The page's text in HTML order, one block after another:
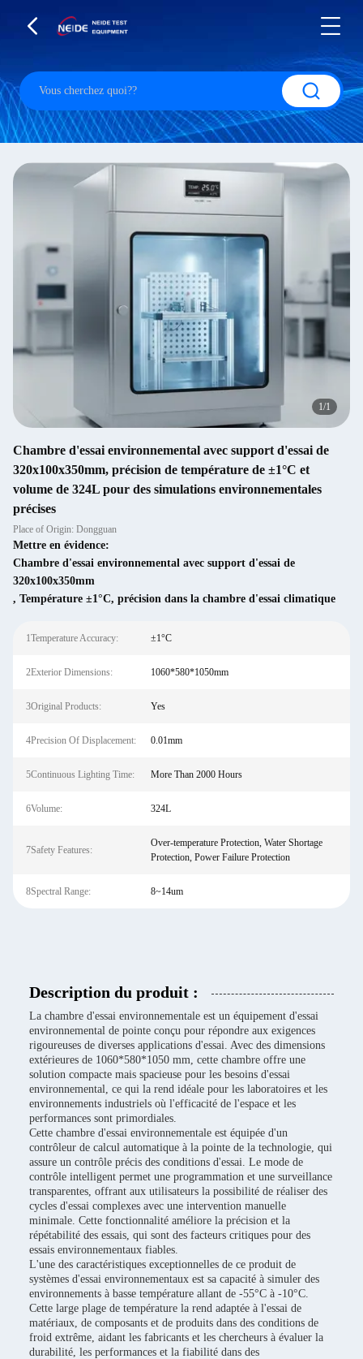
1/1
Chambre d'essai environnemental avec support d'essai de
320x100x350mm, précision de température de ±1°C et
volume de 324L pour des simulations environnementales
précises
Place of Origin: Dongguan
Mettre en évidence:
Chambre d'essai environnemental avec support d'essai de
320x100x350mm
, Température ±1°C, précision dans la chambre d'essai climatique
1Temperature Accuracy: ±1°C
2Exterior Dimensions: 1060*580*1050mm
3Original Products: Yes
4Precision Of Displacement: 0.01mm
5Continuous Lighting Time: More Than 2000 Hours
6Volume: 324L
7Safety Features:
Over-temperature Protection, Water Shortage
Protection, Power Failure Protection
8Spectral Range: 8~14um
Description du produit :
La chambre d'essai environnementale est un équipement d'essai
environnemental de pointe conçu pour répondre aux exigences
rigoureuses de diverses applications d'essai. Avec des dimensions
extérieures de 1060*580*1050 mm, cette chambre offre une
solution compacte mais spacieuse pour les besoins d'essai
environnemental, ce qui la rend idéale pour les laboratoires et les
environnements industriels où l'efficacité de l'espace et les
performances sont primordiales.
Cette chambre d'essai environnementale est équipée d'un
contrôleur de calcul automatique à la pointe de la technologie, qui
assure un contrôle précis des conditions d'essai. Le mode de
contrôle intelligent permet une programmation et une surveillance
transparentes, offrant aux utilisateurs la possibilité de réaliser des
cycles d'essai complexes avec une intervention manuelle
minimale. Cette fonctionnalité améliore la précision et la
répétabilité des essais, qui sont des facteurs critiques pour des
essais environnementaux fiables.
L'une des caractéristiques exceptionnelles de ce produit de
systèmes d'essai environnementaux est sa capacité à simuler des
environnements à basse température allant de -55°C à -10°C.
Cette large plage de température la rend adaptée à l'essai de
matériaux, de composants et de produits dans des conditions de
froid extrême, aidant les fabricants et les chercheurs à évaluer la
durabilité, les performances et la fiabilité dans des